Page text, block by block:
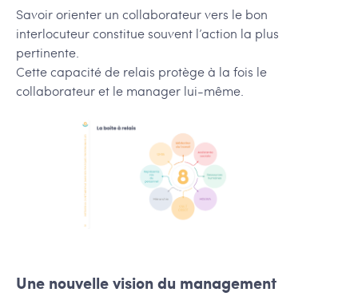
Savoir orienter un collaborateur vers le bon
interlocuteur constitue souvent l’action la plus
pertinente.
Cette capacité de relais protège à la fois le
collaborateur et le manager lui-même.
Une nouvelle vision du management